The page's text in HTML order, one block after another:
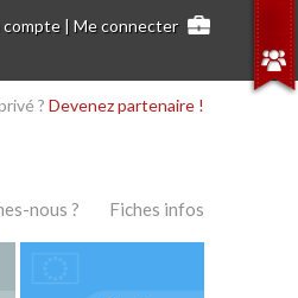
compte |Me connecter
? Devenez partenaire !
nous ? Fiches infos